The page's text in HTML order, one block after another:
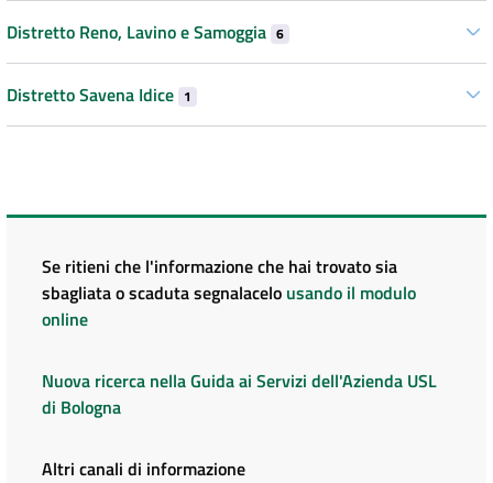
Distretto Reno, Lavino e Samoggia 6
Distretto Savena Idice 1
Se ritieni che l'informazione che hai trovato sia
sbagliata o scaduta segnalacelo usando il modulo
online
Nuova ricerca nella Guida ai Servizi dell'Azienda USL
di Bologna
Altri canali di informazione